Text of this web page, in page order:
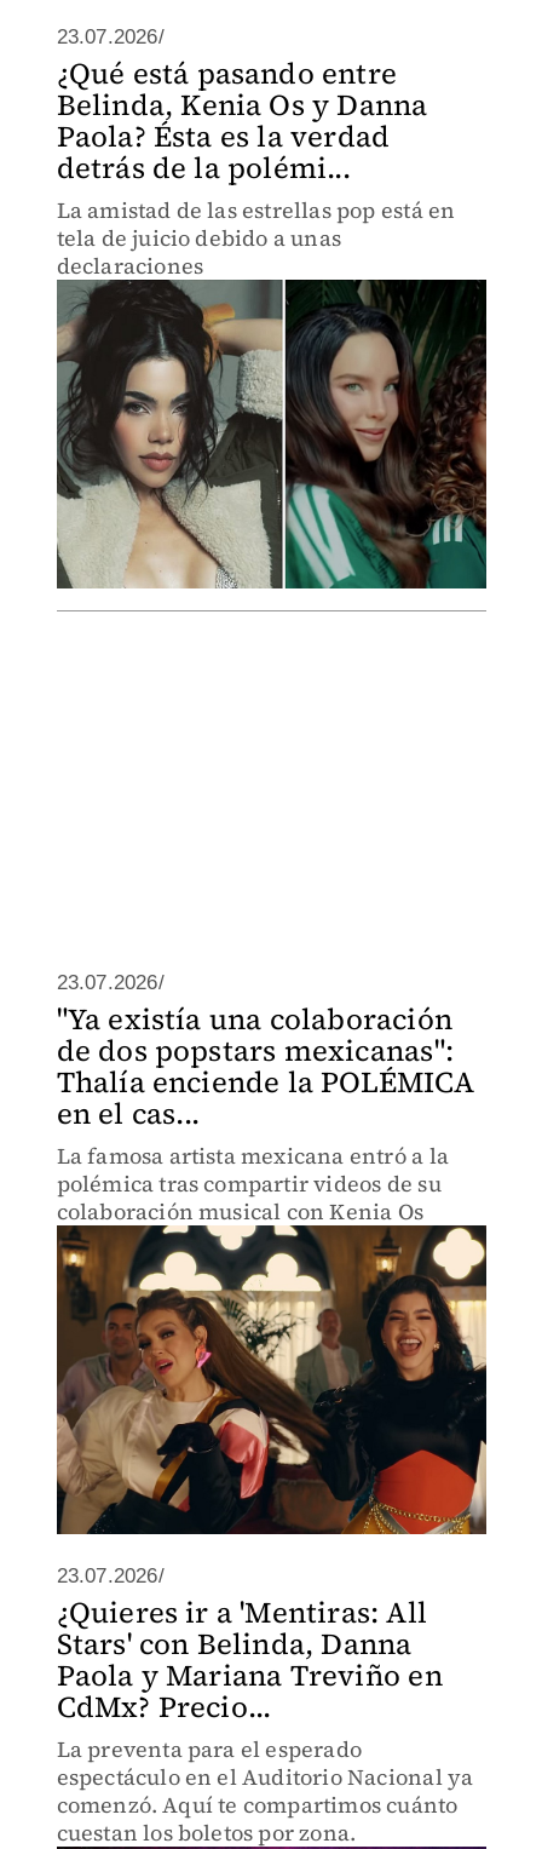
23.07.2026/
¿Qué está pasando entre
Belinda, Kenia Os y Danna
Paola? Ésta es la verdad
detrás de la polémi...
La amistad de las estrellas pop está en
tela de juicio debido a unas
declaraciones
23.07.2026/
"Ya existía una colaboración
de dos popstars mexicanas":
Thalía enciende la POLÉMICA
en el cas...
La famosa artista mexicana entró a la
polémica tras compartir videos de su
colaboración musical con Kenia Os
23.07.2026/
¿Quieres ir a 'Mentiras: All
Stars' con Belinda, Danna
Paola y Mariana Treviño en
CdMx? Precio...
La preventa para el esperado
espectáculo en el Auditorio Nacional ya
comenzó. Aquí te compartimos cuánto
cuestan los boletos por zona.